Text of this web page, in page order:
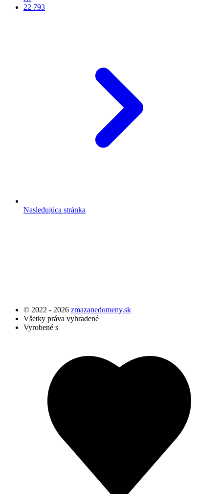
22 793
Nasledujúca stránka
© 2022 - 2026 zmazanedomeny.sk
Všetky práva vyhradené
Vyrobené s